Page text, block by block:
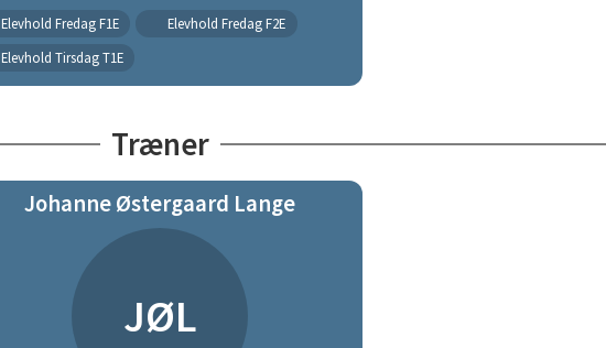
Elevhold Fredag F1E
Elevhold Fredag F2E
Elevhold Tirsdag T1E
Træner
Johanne Østergaard Lange
JØL